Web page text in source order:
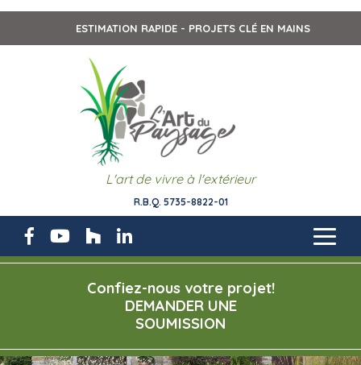
ESTIMATION RAPIDE - PROJETS CLÉ EN MAINS
L'art de vivre à l'extérieur
R.B.Q. 5735-8822-01
Confiez-nous votre projet!
DEMANDER UNE
SOUMISSION